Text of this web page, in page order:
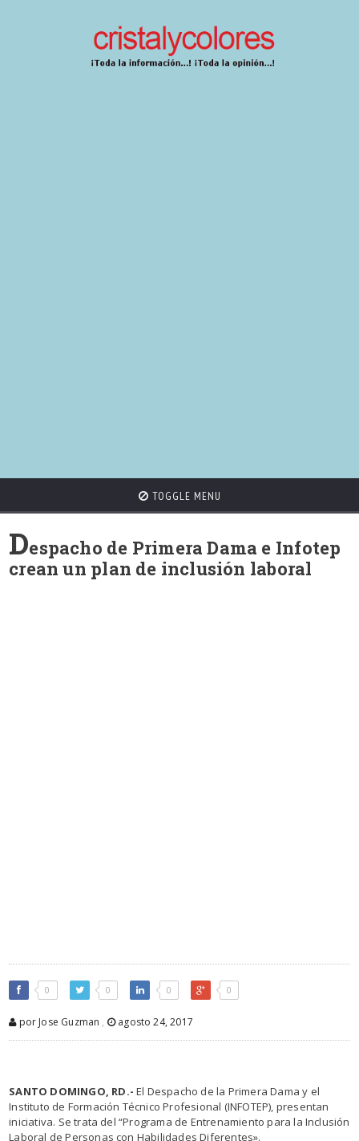
TOGGLE MENU
Despacho de Primera Dama e Infotep
crean un plan de inclusión laboral
0 0 0 0
por Jose Guzman , agosto 24, 2017
SANTO DOMINGO, RD.- El Despacho de la Primera Dama y el
Instituto de Formación Técnico Profesional (INFOTEP), presentan
iniciativa. Se trata del “Programa de Entrenamiento para la Inclusión
Laboral de Personas con Habilidades Diferentes».